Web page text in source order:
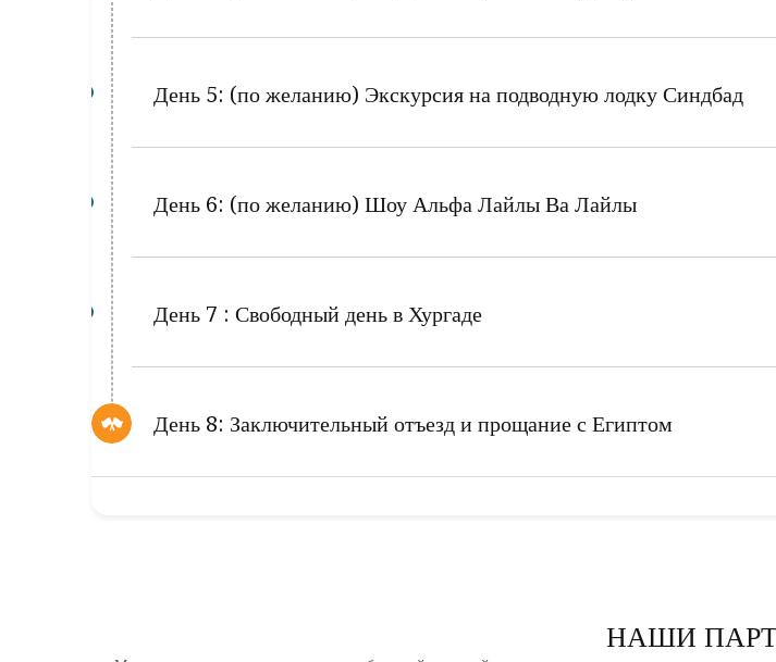
День 5: (по желанию) Экскурсия на подводную лодку Синдбад
День 6: (по желанию) Шоу Альфа Лайлы Ва Лайлы
День 7 : Свободный день в Хургаде
День 8: Заключительный отъезд и прощание с Египтом
НАШИ